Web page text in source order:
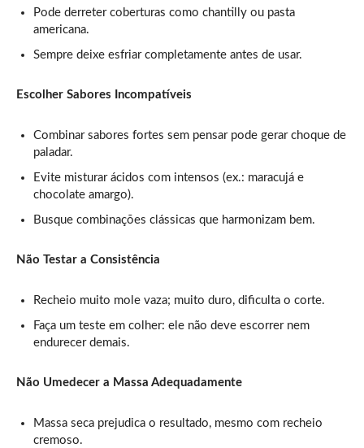
Pode derreter coberturas como chantilly ou pasta
americana.
Sempre deixe esfriar completamente antes de usar.
Escolher Sabores Incompatíveis
Combinar sabores fortes sem pensar pode gerar choque de
paladar.
Evite misturar ácidos com intensos (ex.: maracujá e
chocolate amargo).
Busque combinações clássicas que harmonizam bem.
Não Testar a Consistência
Recheio muito mole vaza; muito duro, dificulta o corte.
Faça um teste em colher: ele não deve escorrer nem
endurecer demais.
Não Umedecer a Massa Adequadamente
Massa seca prejudica o resultado, mesmo com recheio
cremoso.